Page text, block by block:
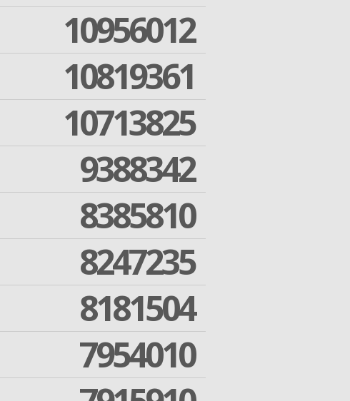
10956012
10819361
10713825
9388342
8385810
8247235
8181504
7954010